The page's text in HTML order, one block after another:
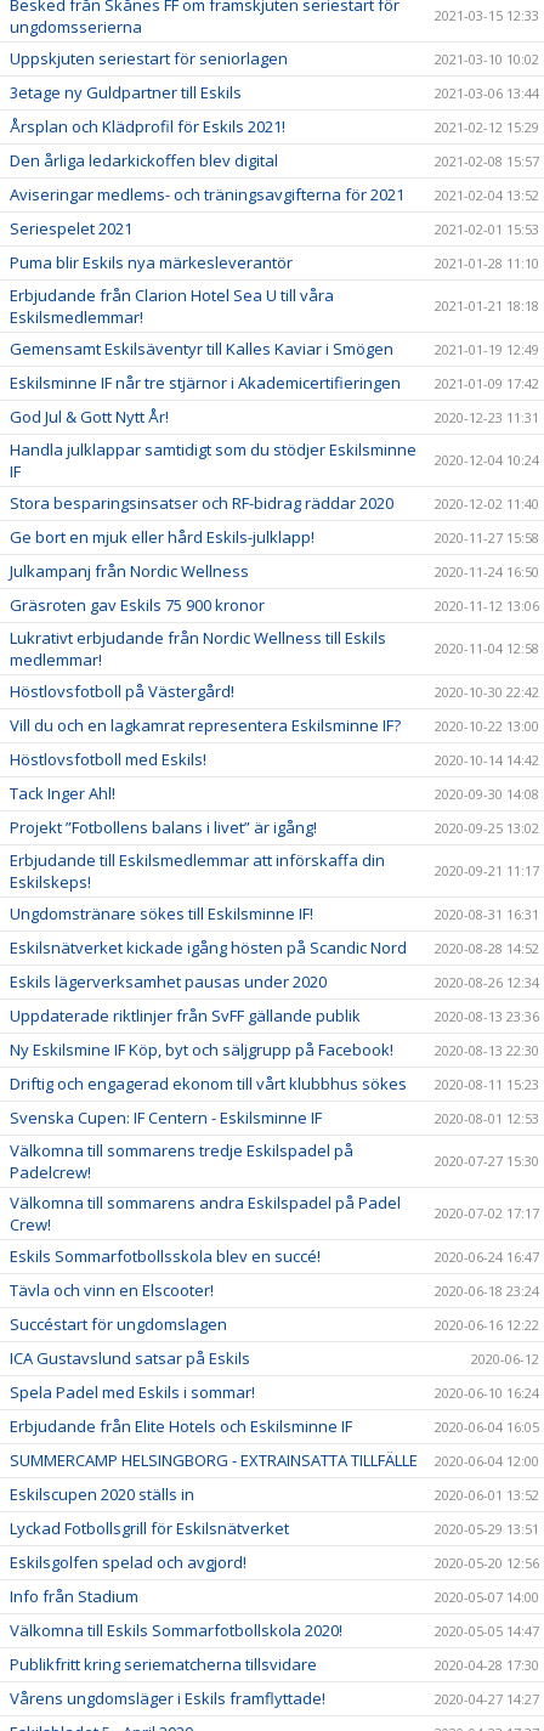
ungdomsserierna
2021-03-15 12:33
Uppskjuten seriestart för seniorlagen 2021-03-10 10:02
3etage ny Guldpartner till Eskils 2021-03-06 13:44
Årsplan och Klädprofil för Eskils 2021! 2021-02-12 15:29
Den årliga ledarkickoffen blev digital 2021-02-08 15:57
Aviseringar medlems- och träningsavgifterna för 2021 2021-02-04 13:52
Seriespelet 2021 2021-02-01 15:53
Puma blir Eskils nya märkesleverantör 2021-01-28 11:10
Erbjudande från Clarion Hotel Sea U till våra
Eskilsmedlemmar!
2021-01-21 18:18
Gemensamt Eskilsäventyr till Kalles Kaviar i Smögen 2021-01-19 12:49
Eskilsminne IF når tre stjärnor i Akademicertifieringen 2021-01-09 17:42
God Jul & Gott Nytt År! 2020-12-23 11:31
Handla julklappar samtidigt som du stödjer Eskilsminne
IF
2020-12-04 10:24
Stora besparingsinsatser och RF-bidrag räddar 2020 2020-12-02 11:40
Ge bort en mjuk eller hård Eskils-julklapp! 2020-11-27 15:58
Julkampanj från Nordic Wellness 2020-11-24 16:50
Gräsroten gav Eskils 75 900 kronor 2020-11-12 13:06
Lukrativt erbjudande från Nordic Wellness till Eskils
medlemmar!
2020-11-04 12:58
Höstlovsfotboll på Västergård! 2020-10-30 22:42
Vill du och en lagkamrat representera Eskilsminne IF? 2020-10-22 13:00
Höstlovsfotboll med Eskils! 2020-10-14 14:42
Tack Inger Ahl! 2020-09-30 14:08
Projekt ”Fotbollens balans i livet” är igång! 2020-09-25 13:02
Erbjudande till Eskilsmedlemmar att införskaffa din
Eskilskeps!
2020-09-21 11:17
Ungdomstränare sökes till Eskilsminne IF! 2020-08-31 16:31
Eskilsnätverket kickade igång hösten på Scandic Nord 2020-08-28 14:52
Eskils lägerverksamhet pausas under 2020 2020-08-26 12:34
Uppdaterade riktlinjer från SvFF gällande publik 2020-08-13 23:36
Ny Eskilsmine IF Köp, byt och säljgrupp på Facebook! 2020-08-13 22:30
Driftig och engagerad ekonom till vårt klubbhus sökes 2020-08-11 15:23
Svenska Cupen: IF Centern - Eskilsminne IF 2020-08-01 12:53
Välkomna till sommarens tredje Eskilspadel på
Padelcrew!
2020-07-27 15:30
Välkomna till sommarens andra Eskilspadel på Padel
Crew!
2020-07-02 17:17
Eskils Sommarfotbollsskola blev en succé! 2020-06-24 16:47
Tävla och vinn en Elscooter! 2020-06-18 23:24
Succéstart för ungdomslagen 2020-06-16 12:22
ICA Gustavslund satsar på Eskils 2020-06-12
Spela Padel med Eskils i sommar! 2020-06-10 16:24
Erbjudande från Elite Hotels och Eskilsminne IF 2020-06-04 16:05
SUMMERCAMP HELSINGBORG - EXTRAINSATTA TILLFÄLLE 2020-06-04 12:00
Eskilscupen 2020 ställs in 2020-06-01 13:52
Lyckad Fotbollsgrill för Eskilsnätverket 2020-05-29 13:51
Eskilsgolfen spelad och avgjord! 2020-05-20 12:56
Info från Stadium 2020-05-07 14:00
Välkomna till Eskils Sommarfotbollskola 2020! 2020-05-05 14:47
Publikfritt kring seriematcherna tillsvidare 2020-04-28 17:30
Vårens ungdomsläger i Eskils framflyttade! 2020-04-27 14:27